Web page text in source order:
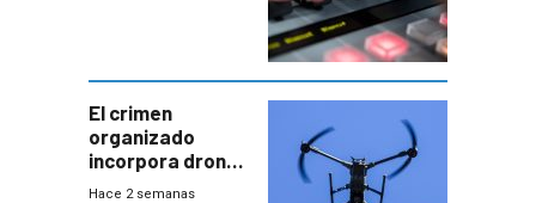
El crimen
organizado
incorpora drones
y abre un nuevo
Hace 2 semanas